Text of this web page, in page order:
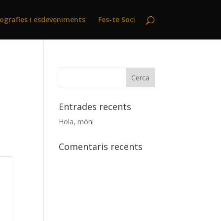
i esdeveniments Fes-te Soci
Entrades recents
Hola, món!
Comentaris recents